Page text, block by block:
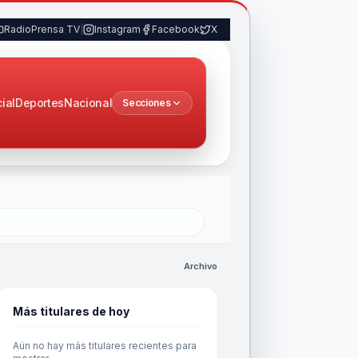
RadioPrensa TV Instagram Facebook X
DeportesNacional Secciones
Archivo
Más titulares de hoy
Aún no hay más titulares recientes para